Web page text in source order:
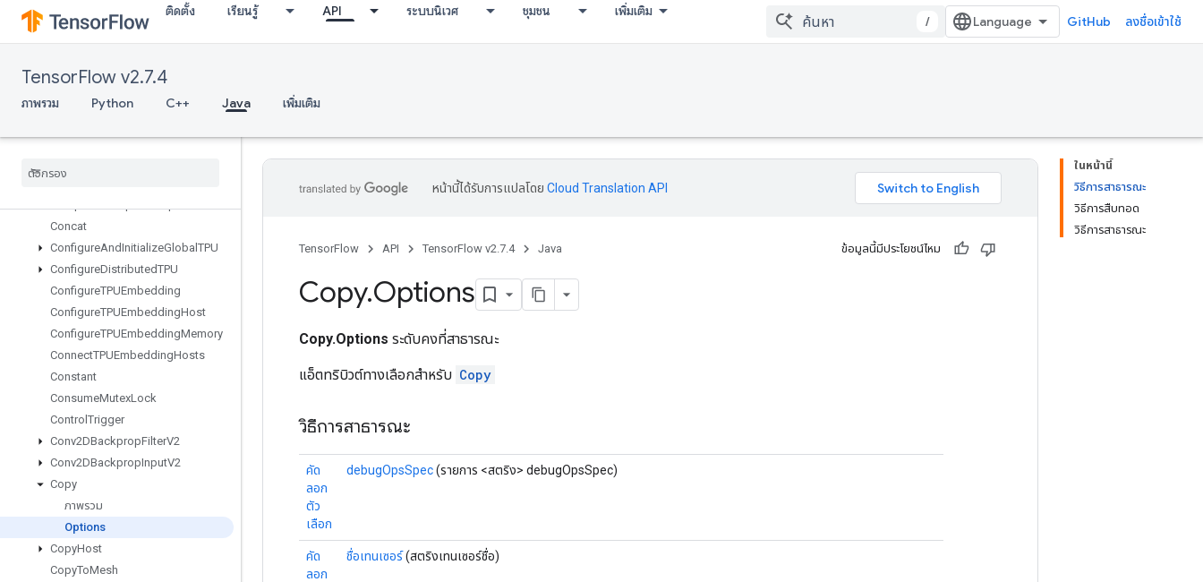
ติดตั้ง เรียนรู้ API ระบบนิเวศ ชุมชน เพิ่มเติม
/ GitHub ลงชื่อเข้าใช้
TensorFlow v2.7.4
ภาพรวม Python C++ Java เพิ่มเติม
CollectiveReduceScatterV2
CollectiveReduceV2
CollectiveReduceV3
CombinedNonMaxSuppression
mponents
Components
Concat
ConfigureAndInitializeGlobal TPU
ConfigureDistributedTPU
ConfigureTPUEmbedding
ConfigureTPUEmbeddingHost
ConfigureTPUEmbeddingMemory
ConnectTPUEmbeddingHosts
Constant
ConsumeMutexLock
Control Trigger
Conv2DBackpropFilterV2
Conv2DBackpropInputV2
Copy
ภาพรวม
Options
CopyHost
CopyToMesh
ในหน้านี้
วิธีการสาธารณะ
วิธีการสืบทอด
วิธีการสาธารณะ
หน้านี้ได้รับการแปลโดย Cloud Translation API
TensorFlow API TensorFlow v2.7.4 Java ข้อมูลนี้มีประโยชน์ไหม
Copy.Options
Copy.Options ระดับคงที่สาธารณะ
แอ็ตทริบิวต์ทางเลือกสำหรับ Copy
วิธีการสาธารณะ
คัด
ลอก
ตัว
เลือก
debugOpsSpec(รายการ <สตริง> debugOpsSpec)
คัด
ลอก
ชื่อเทนเซอร์(สตริงเทนเซอร์ชื่อ)